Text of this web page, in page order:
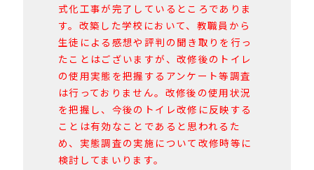
式化工事が完了しているところでありま
す。改築した学校において、教職員から
生徒による感想や評判の聞き取りを行っ
たことはございますが、改修後のトイレ
の使用実態を把握するアンケート等調査
は行っておりません。改修後の使用状況
を把握し、今後のトイレ改修に反映する
ことは有効なことであると思われるた
め、実態調査の実施について改修時等に
検討してまいります。